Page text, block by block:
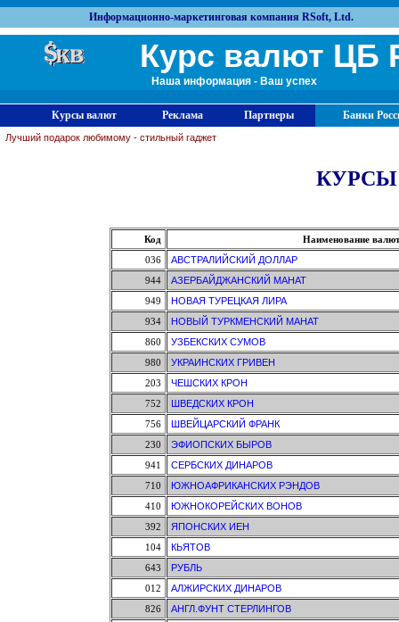
Информационно-маркетинговая компания RSoft, Ltd.
Курс валют ЦБ
Наша информация - Ваш успех
Курсы валют Реклама Партнеры Банки
Лучший подарок любимому - стильный гаджет
Код
Наименование
036
АВСТРАЛИЙСКИЙ ДОЛЛАР
944
АЗЕРБАЙДЖАНСКИЙ МАНАТ
949
НОВАЯ ТУРЕЦКАЯ ЛИРА
934
НОВЫЙ ТУРКМЕНСКИЙ МАНАТ
860
УЗБЕКСКИХ СУМОВ
980
УКРАИНСКИХ ГРИВЕН
203
ЧЕШСКИХ КРОН
752
ШВЕДСКИХ КРОН
756
ШВЕЙЦАРСКИЙ ФРАНК
230
ЭФИОПСКИХ БЫРОВ
941
СЕРБСКИХ ДИНАРОВ
710
ЮЖНОАФРИКАНСКИХ РЭНДОВ
410
ЮЖНОКОРЕЙСКИХ ВОНОВ
392
ЯПОНСКИХ ИЕН
104
КЬЯТОВ
643
РУБЛЬ
012
АЛЖИРСКИХ ДИНАРОВ
826
АНГЛ.ФУНТ СТЕРЛИНГОВ